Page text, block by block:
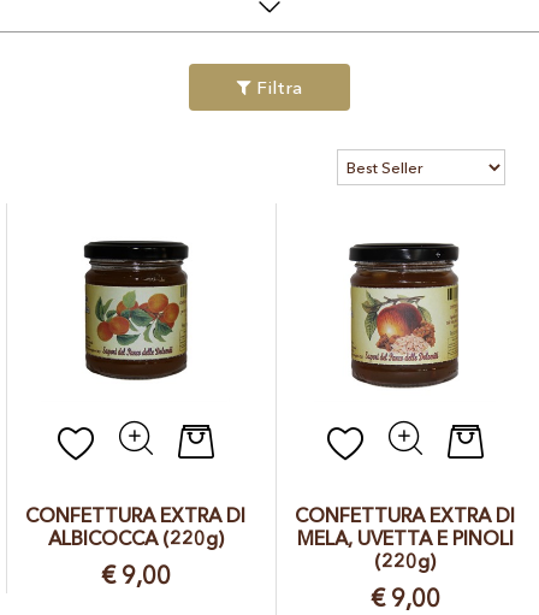
I suoi prodotti, confetture, agrodolci, sughi, salse e succhi sono
un'armonia di sapori e di fresca bontà che ci rimanda a paesaggi
agresti dove il paziente agricoltore attendeva la maturazione dei
frutti della terra per creare le golosità che ognuno di noi ha
assaggiato e di cui avevamo perso il ricordo. Albanuova lavora i
titolare ed in parte acquistata da aziende agricole locali,
cuocendola con metodi artigianali che fanno ottenere prodotti
eravamo bambini. Quello che i nostri clienti comprano non è solo
un alimento, ma il risultato di tradizioni tramandate dai nostri
nonni e ritrovate.
Filtra
Quantità
CONFETTURA EXTRA DI
ALBICOCCA (220g)
€ 9,00
CONFETTURA EXTRA DI
MELA, UVETTA E PINOLI
(220g)
€ 9,00